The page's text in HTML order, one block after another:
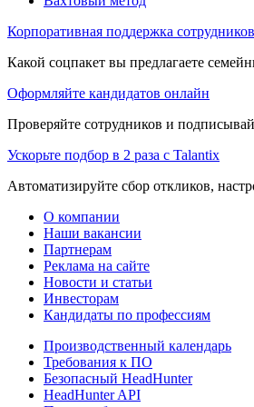
Корпоративная поддержка сотрудников
Какой соцпакет вы предлагаете
Оформляйте кандидатов онлайн
Проверяйте сотрудников и
Ускорьте подбор в 2 раза с Talantix
Автоматизируйте сбор откликов,
О компании
Наши вакансии
Партнерам
Реклама на сайте
Новости и статьи
Инвесторам
Кандидаты по профессиям
Производственный календарь
Требования к ПО
Безопасный HeadHunter
HeadHunter API